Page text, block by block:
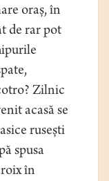
oraș, în
de rar pot
Zilnic
acasă se
rusești
spusa
în